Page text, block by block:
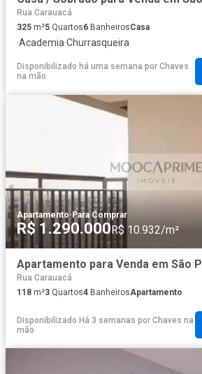
Rua Carauacá
325 m²5 Quartos6 BanheirosCasa
·Academia·Churrasqueira
Disponibilizado há uma semana por Chaves
na mão
Apartamento·Para Comprar
R$ 1.290.000R$ 10.932/m²
Rua Carauacá
118 m²3 Quartos4 BanheirosApartamento
Disponibilizado Há 3 semanas por Chaves na
mão